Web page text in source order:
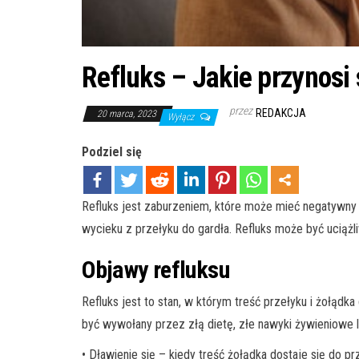
Refluks – Jakie
20 marca, 2023 Wyłącz przez REDAKCJA
Podziel się
Refluks jest zaburzeniem, które może mieć
wycieku z przełyku do gardła. Refluks może być
Objawy refluksu
Refluks jest to stan, w którym treść przełyku i
być wywołany przez złą dietę, złe nawyki
• Dławienie się – kiedy treść żołądka dostaje się do